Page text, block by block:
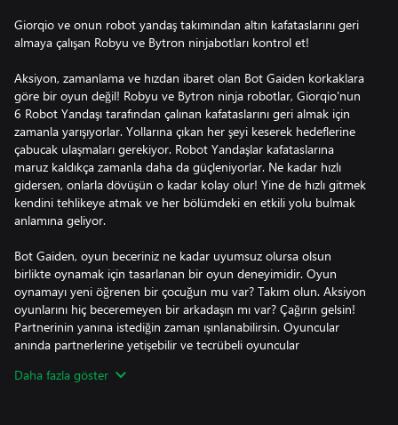
Giorqio ve onun robot yandaş takımından altın kafataslarını geri
almaya çalışan Robyu ve Bytron ninjabotları kontrol et!
Aksiyon, zamanlama ve hızdan ibaret olan Bot Gaiden korkaklara
göre bir oyun değil! Robyu ve Bytron ninja robotlar, Giorqio'nun
6 Robot Yandaşı tarafından çalınan kafataslarını geri almak için
zamanla yarışıyorlar. Yollarına çıkan her şeyi keserek hedeflerine
çabucak ulaşmaları gerekiyor. Robot Yandaşlar kafataslarına
maruz kaldıkça zamanla daha da güçleniyorlar. Ne kadar hızlı
gidersen, onlarla dövüşün o kadar kolay olur! Yine de hızlı gitmek
kendini tehlikeye atmak ve her bölümdeki en etkili yolu bulmak
anlamına geliyor.
Bot Gaiden, oyun beceriniz ne kadar uyumsuz olursa olsun
birlikte oynamak için tasarlanan bir oyun deneyimidir. Oyun
oynamayı yeni öğrenen bir çocuğun mu var? Takım olun. Aksiyon
oyunlarını hiç beceremeyen bir arkadaşın mı var? Çağırın gelsin!
Partnerinin yanına istediğin zaman ışınlanabilirsin. Oyuncular
anında partnerlerine yetişebilir ve tecrübeli oyuncular
Daha fazla göster